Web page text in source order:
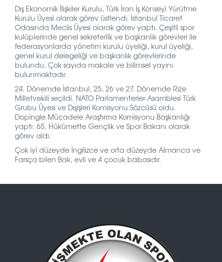
Dış Ekonomik İlişkiler Kurulu, Türk İran İş Konseyi Yürütme
Kurulu Üyesi olarak görev üstlendi. İstanbul Ticaret
Odasında Meclis Üyesi olarak görev yaptı. Çeşitli spor
kulüplerinde genel sekreterlik ve başkanlık görevleri ile
federasyonlarda yönetim kurulu üyeliği, kurul üyeliği,
genel kurul delegeliği ve başkanlık görevlerinde
bulundu. Çok sayıda makale ve bilimsel yayını
bulunmaktadır.
24. Dönemde İstanbul, 25, 26 ve 27. Dönemde Rize
Milletvekili seçildi. NATO Parlamenterler Asamblesi Türk
Grubu Üyesi ve Dışişleri Komisyonu Sözcüsü oldu.
Dopingle Mücadele Araştırma Komisyonu Başkanlığı
yaptı. 65. Hükûmette Gençlik ve Spor Bakanı olarak
görev aldı.
Çok iyi düzeyde İngilizce ve orta düzeyde Almanca ve
Farsça bilen Bak, evli ve 4 çocuk babasıdır.